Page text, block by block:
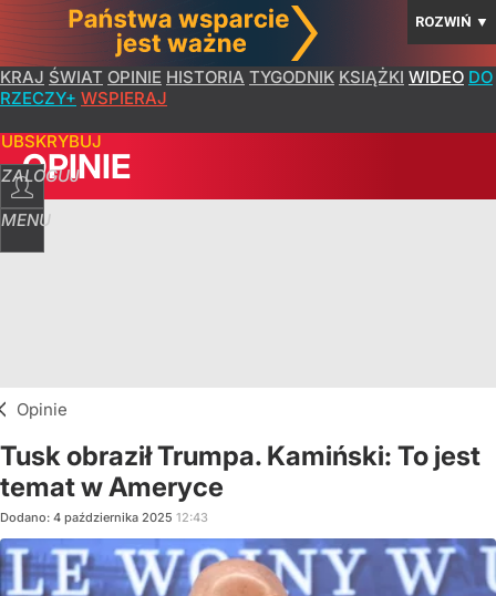
ROZWIŃ ▼
KRAJ ŚWIAT OPINIE HISTORIA TYGODNIK KSIĄŻKI WIDEO DO
RZECZY+ WSPIERAJ
ZALOGUJ
MENU
OPINIE
Opinie
Tusk obraził Trumpa. Kamiński: To jest
temat w Ameryce
Dodano: 4 października 2025 12:43